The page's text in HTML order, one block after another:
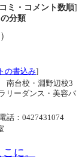
ミ・コメント数順]
分類
の書込み]
台校・淵野辺校3
リーダンス・美容バ
話：0427431074
に。